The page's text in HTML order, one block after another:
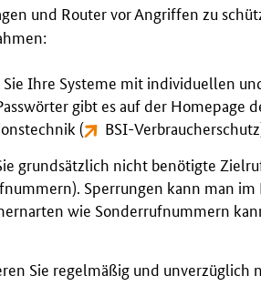
und Router vor Angriffen zu
Sie Ihre Systeme mit individuellen
gibt es auf der Homepage
(
BSI-Verbraucherschutz
grundsätzlich nicht benötigte
Sperrungen kann man im
wie Sonderrufnummern
Sie regelmäßig und unverzüglich